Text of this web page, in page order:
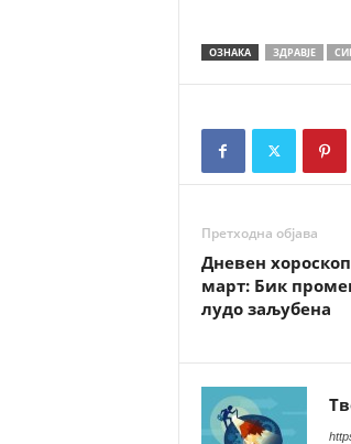
ОЗНАКА ЗДРАВЈЕ
Претходна објава
Дневен
март: Бик
лудо заљубена